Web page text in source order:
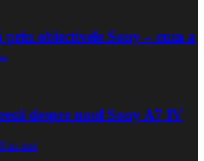
prin obiectivele Sony – cum a
despre noul Sony A7 IV